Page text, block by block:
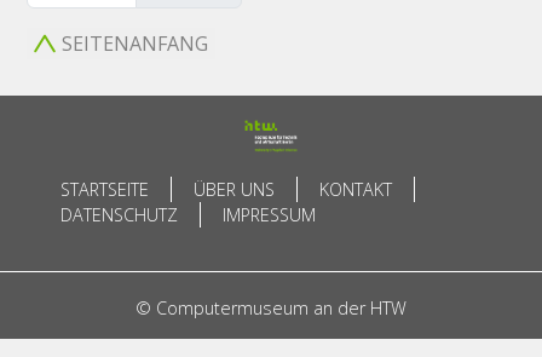
SEITENANFANG
STARTSEITE ÜBER UNS
KONTAKT
DATENSCHUTZ
IMPRESSUM
© Computermuseum an der HTW